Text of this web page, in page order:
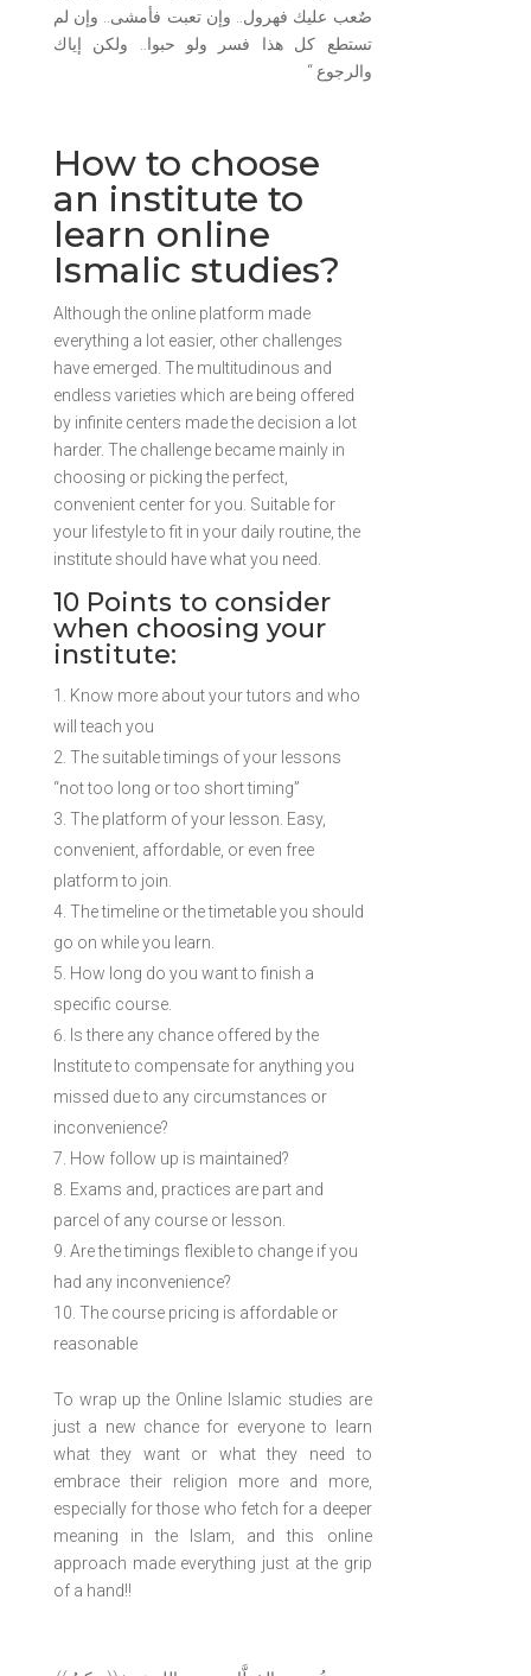
صٌعب عليك فهرول.. وإن تعبت فأمشى.. وإن لم
تستطع كل هذا فسر ولو حبوا.. ولكن إياك
والرجوع “
How to choose
an institute to
learn online
Ismalic studies?
Although the online platform made
everything a lot easier, other challenges
have emerged. The multitudinous and
endless varieties which are being offered
by infinite centers made the decision a lot
harder. The challenge became mainly in
choosing or picking the perfect,
convenient center for you. Suitable for
your lifestyle to fit in your daily routine, the
institute should have what you need.
10 Points to consider
when choosing your
institute:
Know more about your tutors and who
will teach you
The suitable timings of your lessons
“not too long or too short timing”
The platform of your lesson. Easy,
convenient, affordable, or even free
platform to join.
The timeline or the timetable you should
go on while you learn.
How long do you want to finish a
specific course.
Is there any chance offered by the
Institute to compensate for anything you
missed due to any circumstances or
inconvenience?
How follow up is maintained?
Exams and, practices are part and
parcel of any course or lesson.
Are the timings flexible to change if you
had any inconvenience?
The course pricing is affordable or
reasonable
To wrap up the Online Islamic studies are
just a new chance for everyone to learn
what they want or what they need to
embrace their religion more and more,
especially for those who fetch for a deeper
meaning in the Islam, and this online
approach made everything just at the grip
of a hand!!